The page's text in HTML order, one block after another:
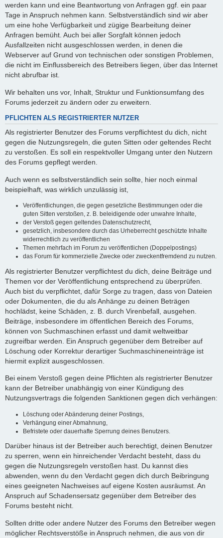
werden kann und eine Beantwortung von Anfragen ggf. ein paar
Tage in Anspruch nehmen kann. Selbstverständlich sind wir aber
um eine hohe Verfügbarkeit und zügige Bearbeitung deiner
Anfragen bemüht. Auch bei aller Sorgfalt können jedoch
Ausfallzeiten nicht ausgeschlossen werden, in denen die
Webserver auf Grund von technischen oder sonstigen Problemen,
die nicht im Einflussbereich des Betreibers liegen, über das Internet
nicht abrufbar ist.
Wir behalten uns vor, Inhalt, Struktur und Funktionsumfang des
Forums jederzeit zu ändern oder zu erweitern.
PFLICHTEN ALS REGISTRIERTER NUTZER
Als registrierter Benutzer des Forums verpflichtest du dich, nicht
gegen die Nutzungsregeln, die guten Sitten oder geltendes Recht
zu verstoßen. Es soll ein respektvoller Umgang unter den Nutzern
des Forums gepflegt werden.
Auch wenn es selbstverständlich sein sollte, hier noch einmal
beispielhaft, was wirklich unzulässig ist,
Veröffentlichungen, die gegen gesetzliche Bestimmungen oder die
guten Sitten verstoßen, z. B. beleidigende oder unwahre Inhalte,
der Verstoß gegen geltendes Datenschutzrecht,
gesetzlich, insbesondere durch das Urheberrecht geschützte Inhalte
widerrechtlich zu veröffentlichen
Themen mehrfach im Forum zu veröffentlichen (Doppelpostings)
das Forum für kommerzielle Zwecke oder zweckentfremdend zu nutzen.
Als registrierter Benutzer verpflichtest du dich, deine Beiträge und
Themen vor der Veröffentlichung entsprechend zu überprüfen.
Auch bist du verpflichtet, dafür Sorge zu tragen, dass von Dateien
oder Dokumenten, die du als Anhänge zu deinen Beträgen
hochlädst, keine Schäden, z. B. durch Virenbefall, ausgehen.
Beiträge, insbesondere im öffentlichen Bereich des Forums,
können von Suchmaschinen erfasst und damit weltweitbar
zugreifbar werden. Ein Anspruch gegenüber dem Betreiber auf
Löschung oder Korrektur derartiger Suchmaschineneinträge ist
hiermit explizit ausgeschlossen.
Bei einem Verstoß gegen deine Pflichten als registrierter Benutzer
kann der Betreiber unabhängig von einer Kündigung des
Nutzungsvertrags die folgenden Sanktionen gegen dich verhängen:
Löschung oder Abänderung deiner Postings,
Verhängung einer Abmahnung,
Befristete oder dauerhafte Sperrung deines Benutzers.
Darüber hinaus ist der Betreiber auch berechtigt, deinen Benutzer
zu sperren, wenn ein hinreichender Verdacht besteht, dass du
gegen die Nutzungsregeln verstoßen hast. Du kannst dies
abwenden, wenn du den Verdacht gegen dich durch Beibringung
eines geeigneten Nachweises auf eigene Kosten ausräumst. An
Anspruch auf Schadensersatz gegenüber dem Betreiber des
Forums besteht nicht.
Sollten dritte oder andere Nutzer des Forums den Betreiber wegen
möglicher Rechtsverstöße in Anspruch nehmen, die aus von dir